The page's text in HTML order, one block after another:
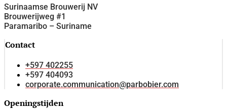
Surinaamse Brouwerij NV
Brouwerijweg #1
Paramaribo – Suriname
Contact
+597 402255
+597 404093
corporate.communication@parbobier.com
Openingstijden